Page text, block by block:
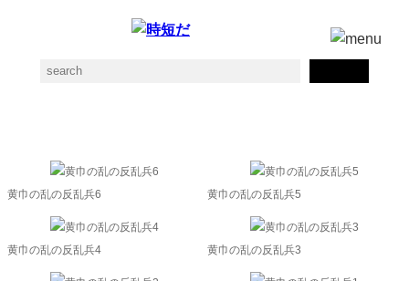
黄巾の乱の反乱兵6 黄巾の乱の反乱兵5
黄巾の乱の反乱兵4 黄巾の乱の反乱兵3